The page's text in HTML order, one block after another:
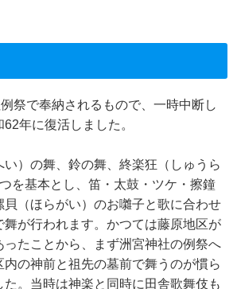
祭で奉納されるもので、一時中断し
年に復活しました。
い）の舞、鈴の舞、終楽狂（しゅうら
を基本とし、笛・太鼓・ツケ・擦鐘
貝（ほらがい）のお囃子と歌に合わせ
舞が行われます。かつては藤原地区が
ったことから、まず洲宮神社の例祭へ
の神前と祖先の墓前で舞うのが慣ら
。当時は神楽と同時に田舎歌舞伎も